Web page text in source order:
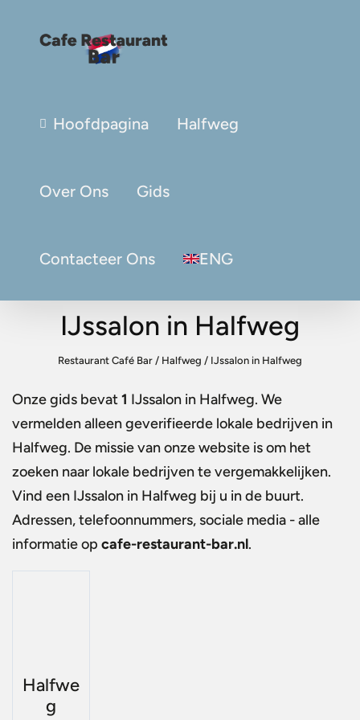
Hoofdpagina Halfweg
Over Ons Gids
Contacteer Ons ENG
IJssalon in Halfweg
Restaurant Café Bar / Halfweg / IJssalon in Halfweg
Onze gids bevat1 IJssalon in Halfweg. We
vermelden alleen geverifieerde lokale bedrijven in
Halfweg. De missie van onze website is om het
zoeken naar lokale bedrijven te vergemakkelijken.
Vind een IJssalon in Halfweg bij u in de buurt.
Adressen, telefoonnummers, sociale media - alle
informatie op cafe-restaurant-bar.nl.
Halfwe
g